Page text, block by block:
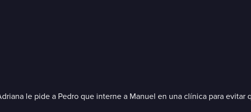
le pide a Pedro que interne a Manuel en una clínica para